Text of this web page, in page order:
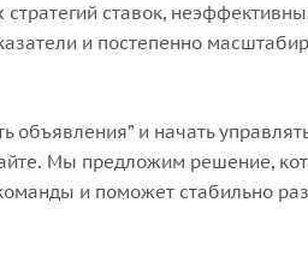
ставок,
и постепенно
объявления” и начать
Мы предложим решение,
и поможет стабильно